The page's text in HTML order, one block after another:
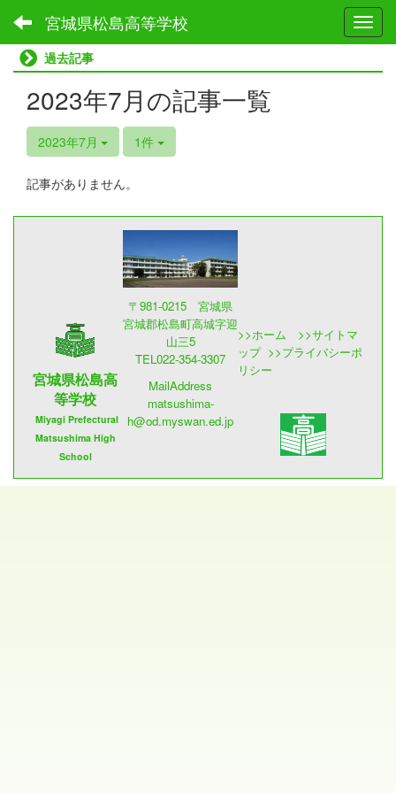
宮城県松島高等学校
過去記事
2023年7月の記事一覧
2023年7月 1件
記事がありません。
宮城県松島高
等学校
Miyagi Prefectural
Matsushima High
School
〒981-0215 宮城県
宮城郡松島町高城字迎
山三5
TEL022-354-3307
MailAddress
matsushima-
h@od.myswan.ed.jp
>>ホーム >>サイトマ
ップ >>プライバシーポ
リシー